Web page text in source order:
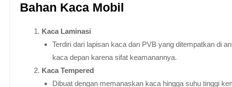
Bahan Kaca Mobil
Kaca Laminasi
Terdiri dari lapisan kaca dan PVB yang ditempatkan di
kaca depan karena sifat keamanannya.
Kaca Tempered
Dibuat dengan memanaskan kaca hingga suhu tinggi